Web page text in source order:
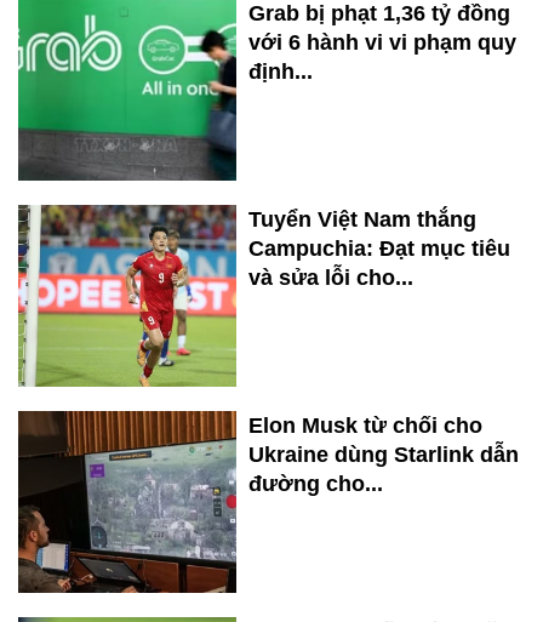
Grab bị phạt 1,36 tỷ đồng
với 6 hành vi vi phạm quy
định...
Tuyển Việt Nam thắng
Campuchia: Đạt mục tiêu
và sửa lỗi cho...
Elon Musk từ chối cho
Ukraine dùng Starlink dẫn
đường cho...